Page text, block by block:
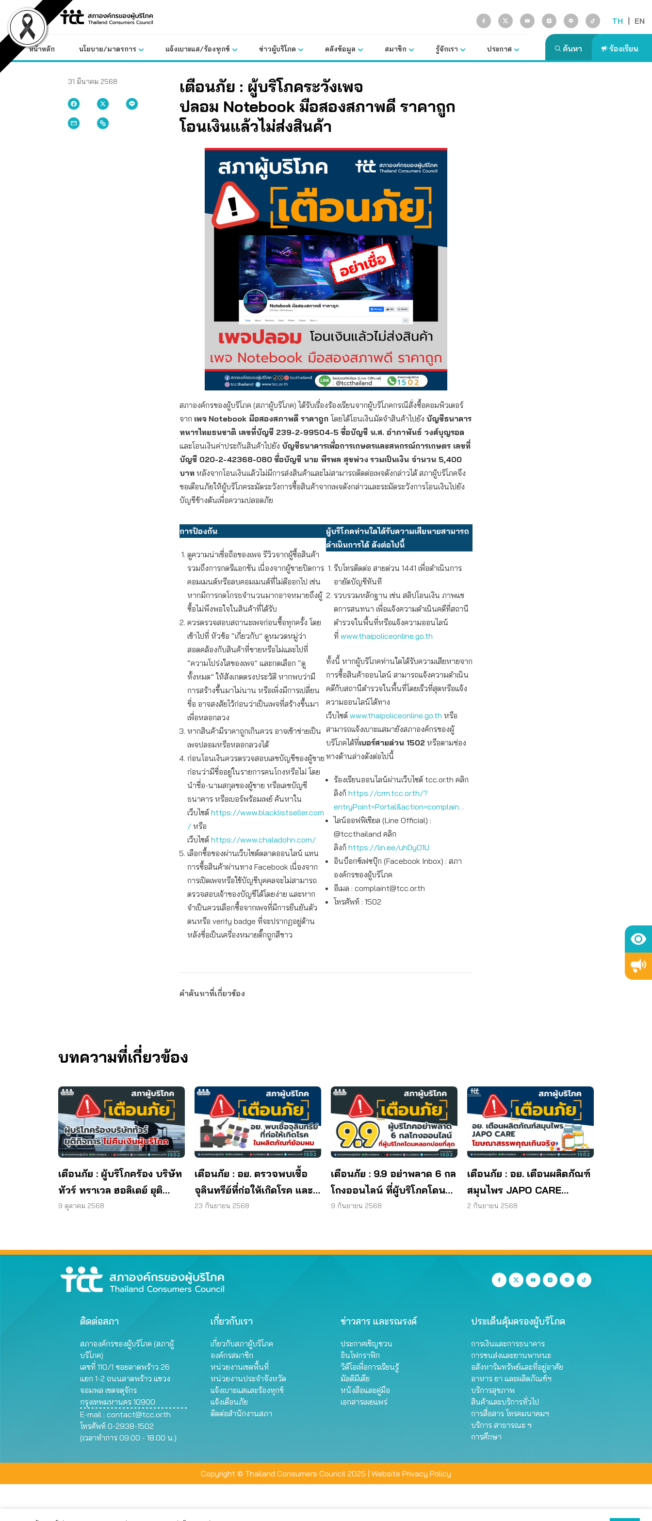
content
TH | EN
หน้าหลัก นโยบาย/มาตรการ แจ้งเบาะแส/ร้องทุกข์ ข่าวผู้บริโภค คลังข้อมูล สมาชิก รู้จักเรา ประกาศ
31 มีนาคม 2568
เตือนภัย : ผู้บริโภคระวังเพจ
ปลอม Notebook มือสองสภาพดี ราคาถูก
โอนเงินแล้วไม่ส่งสินค้า
สภาองค์กรของผู้บริโภค (สภาผู้บริโภค) ได้รับเรื่องร้องเรียนจากผู้บริโภคกรณีสั่งซื้อคอมพิวเตอร์
จาก เพจ Notebook มือสองสภาพดี ราคาถูก โดยได้โอนเงินมัดจำสินค้าไปยัง บัญชีธนาคาร
ทหารไทยธนชาติ เลขที่บัญชี 239-2-99504-5 ชื่อบัญชี น.ส. อำภาพันธ์ วงศ์บุญรอด
และโอนเงินค่าประกันสินค้าไปยัง บัญชีธนาคารเพื่อการเกษตรและสหกรณ์การเกษตร เลขที่
บัญชี 020-2-42368-080 ชื่อบัญชี นาย พีรพล สุขพ่วง รวมเป็นเงิน จำนวน 5,400
บาท หลังจากโอนเงินแล้วไม่มีการส่งสินค้าและไม่สามารถติดต่อเพจดังกล่าวได้ สภาผู้บริโภคจึง
ขอเตือนภัยให้ผู้บริโภคระมัดระวังการซื้อสินค้าจากเพจดังกล่าวและระมัดระวังการโอนเงินไปยัง
บัญชีข้างต้นเพื่อความปลอดภัย
การป้องกัน
ดูความน่าเชื่อถือของเพจ รีวิวจากผู้ซื้อสินค้า
รวมถึงการกดรีแอกชัน เนื่องจากผู้ขายปิดการ
คอมเมนต์หรือลบคอมเมนต์ที่ไม่ดีออกไป เช่น
หากมีการกดโกรธจำนวนมากอาจหมายถึงผู้
ซื้อไม่พึงพอใจในสินค้าที่ได้รับ
ควรตรวจสอบสถานะเพจก่อนซื้อทุกครั้ง โดย
เข้าไปที่ หัวข้อ “เกี่ยวกับ” ดูหมวดหมู่ว่า
สอดคล้องกับสินค้าที่ขายหรือไม่และไปที่
“ความโปร่งใสของเพจ” และกดเลือก “ดู
ทั้งหมด” ให้สังเกตตรงประวัติ หากพบว่ามี
การสร้างขึ้นมาไม่นาน หรือเพิ่งมีการเปลี่ยน
ชื่อ อาจสงสัยไว้ก่อนว่าเป็นเพจที่สร้างขึ้นมา
เพื่อหลอกลวง
หากสินค้ามีราคาถูกเกินควร อาจเข้าข่ายเป็น
เพจปลอมหรือหลอกลวงได้
ก่อนโอนเงินควรตรวจสอบเลขบัญชีของผู้ขาย
ก่อนว่ามีชื่ออยู่ในรายการคนโกงหรือไม่ โดย
นำชื่อ-นามสกุลของผู้ขาย หรือเลขบัญชี
ธนาคาร หรือเบอร์พร้อมเพย์ ค้นหาใน
เว็บไซต์ https://www.blacklistseller.com
/ หรือ
เว็บไซต์ https://www.chaladohn.com/
เลือกซื้อของผ่านเว็บไซต์ตลาดออนไลน์ แทน
การซื้อสินค้าผ่านทาง Facebook เนื่องจาก
การเปิดเพจหรือใช้บัญชีบุคคลจะไม่สามารถ
ตรวจสอบเจ้าของบัญชีได้โดยง่าย และหาก
จำเป็นควรเลือกซื้อจากเพจที่มีการยืนยันตัว
ตนหรือ verify badge ที่จะปรากฏอยู่ด้าน
หลังชื่อเป็นเครื่องหมายติ๊กถูกสีขาว
ผู้บริโภคท่านใดได้รับความเสียหายสามารถ
ดำเนินการได้ ดังต่อไปนี้
รีบโทรติดต่อ สายด่วน 1441 เพื่อดำเนินการ
อายัดบัญชีทันที
รวบรวมหลักฐาน เช่น สลิปโอนเงิน ภาพแช
ตการสนทนา เพื่อแจ้งความดำเนินคดีที่สถานี
ตำรวจในพื้นที่หรือแจ้งความออนไลน์
ที่ www.thaipoliceonline.go.th
ทั้งนี้ หากผู้บริโภคท่านใดได้รับความเสียหายจาก
การซื้อสินค้าออนไลน์ สามารถแจ้งความดำเนิน
คดีกับสถานีตำรวจในพื้นที่โดยเร็วที่สุดหรือแจ้ง
ความออนไลน์ได้ทาง
เว็บไซต์ www.thaipoliceonline.go.th หรือ
สามารถแจ้งเบาะแสมายังสภาองค์กรของผู้
บริโภคได้ที่เบอร์สายด่วน 1502 หรือตามช่อง
ทางด้านล่างดังต่อไปนี้
ร้องเรียนออนไลน์ผ่านเว็บไซต์ tcc.or.th คลิก
ลิงก์ https://crm.tcc.or.th/?
entryPoint=Portal&action=complain…
ไลน์ออฟฟิเชียล (Line Official) :
@tccthailand คลิก
ลิงก์ https://lin.ee/uhDyO1U
อินบ็อกซ์เฟซบุ๊ก (Facebook Inbox) : สภา
องค์กรของผู้บริโภค
อีเมล : complaint@tcc.or.th
โทรศัพท์ : 1502
คำค้นหาที่เกี่ยวข้อง
บทความที่เกี่ยวข้อง
เตือนภัย : ผู้บริโภคร้อง บริษัท
ทัวร์ ทราเวล ฮอลิเดย์ ยุติ
กิจการ ไม่คืนเงินผู้บริโภค
9 ตุลาคม 2568
เตือนภัย : อย. ตรวจพบเชื้อ
จุลินทรีย์ที่ก่อให้เกิดโรค และ
พบแบคทีเรีย ยีสต์ และรา เกิน
23 กันยายน 2568
เตือนภัย : 9.9 อย่าพลาด 6 กล
โกงออนไลน์ ที่ผู้บริโภคโดน
หลอกบ่อยที่สุด
9 กันยายน 2568
เตือนภัย : อย. เตือนผลิตภัณฑ์
สมุนไพร JAPO CARE
โฆษณาสรรพคุณเกินจริง
2 กันยายน 2568
ติดต่อสภา
สภาองค์กรของผู้บริโภค (สภาผู้
บริโภค)
เลขที่ 110/1 ซอยลาดพร้าว 26
แยก 1-2 ถนนลาดพร้าว แขวง
จอมพล เขตจตุจักร
กรุงเทพมหานคร 10900
E-mail : contact@tcc.or.th
โทรศัพท์ 0-2938-1502
(เวลาทำการ 09.00 - 18.00 น.)
เกี่ยวกับเรา
เกี่ยวกับสภาผู้บริโภค
องค์กรสมาชิก
หน่วยงานเขตพื้นที่
หน่วยงานประจำจังหวัด
แจ้งเบาะแสและร้องทุกข์
แจ้งเตือนภัย
ติดต่อสำนักงานสภา
ข่าวสาร และรณรงค์
ประกาศเชิญชวน
อินโฟกราฟิก
วิดีโอเพื่อการเรียนรู้
มัลติมีเดีย
หนังสือและคู่มือ
เอกสารเผยแพร่
ประเด็นคุ้มครองผู้บริโภค
การเงินและการธนาคาร
การขนส่งและยานพาหนะ
อสังหาริมทรัพย์และที่อยู่อาศัย
อาหาร ยา และผลิตภัณฑ์ฯ
บริการสุขภาพ
สินค้าและบริการทั่วไป
การสื่อสาร โทรคมนาคมฯ
บริการ สาธารณะ ฯ
การศึกษา
Copyright © Thailand Consumers Council 2025 | Website Privacy Policy